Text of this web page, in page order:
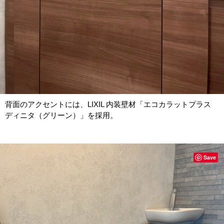
背面のアクセントには、LIXIL 内装壁材「エコカラットプラス
ディニタ（グリーン）」を採用。
Save